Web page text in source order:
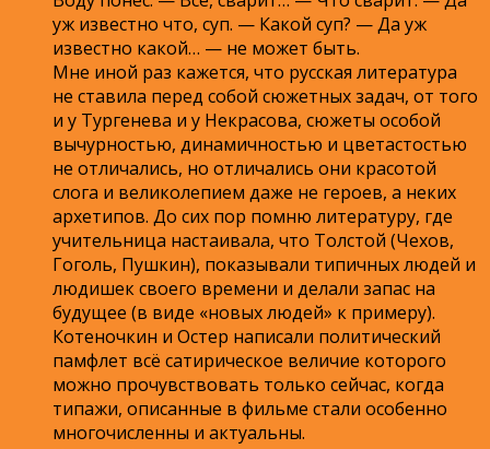
уж известно что, суп. — Какой суп? — Да уж
известно какой… — не может быть.
Мне иной раз кажется, что русская литература
не ставила перед собой сюжетных задач, от того
и у Тургенева и у Некрасова, сюжеты особой
вычурностью, динамичностью и цветастостью
не отличались, но отличались они красотой
слога и великолепием даже не героев, а неких
архетипов. До сих пор помню литературу, где
учительница настаивала, что Толстой (Чехов,
Гоголь, Пушкин), показывали типичных людей и
людишек своего времени и делали запас на
будущее (в виде «новых людей» к примеру).
Котеночкин и Остер написали политический
памфлет всё сатирическое величие которого
можно прочувствовать только сейчас, когда
типажи, описанные в фильме стали особенно
многочисленны и актуальны.